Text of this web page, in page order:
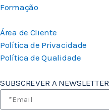
Formação
Área de Cliente
Política de Privacidade
Política de Qualidade
SUBSCREVER A NEWSLETTER